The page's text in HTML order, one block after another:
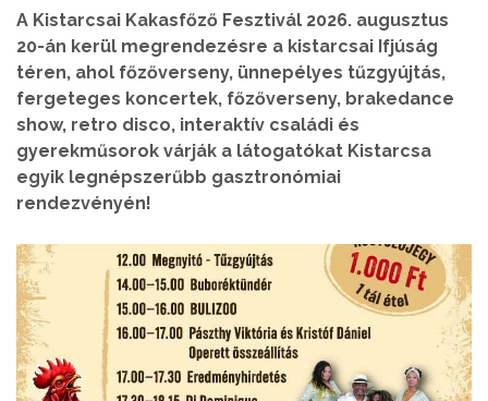
A Kistarcsai Kakasfőző Fesztivál 2026. augusztus
20-án kerül megrendezésre a kistarcsai Ifjúság
téren, ahol főzőverseny, ünnepélyes tűzgyújtás,
fergeteges koncertek, főzőverseny, brakedance
show, retro disco, interaktív családi és
gyerekműsorok várják a látogatókat Kistarcsa
egyik legnépszerűbb gasztronómiai
rendezvényén!